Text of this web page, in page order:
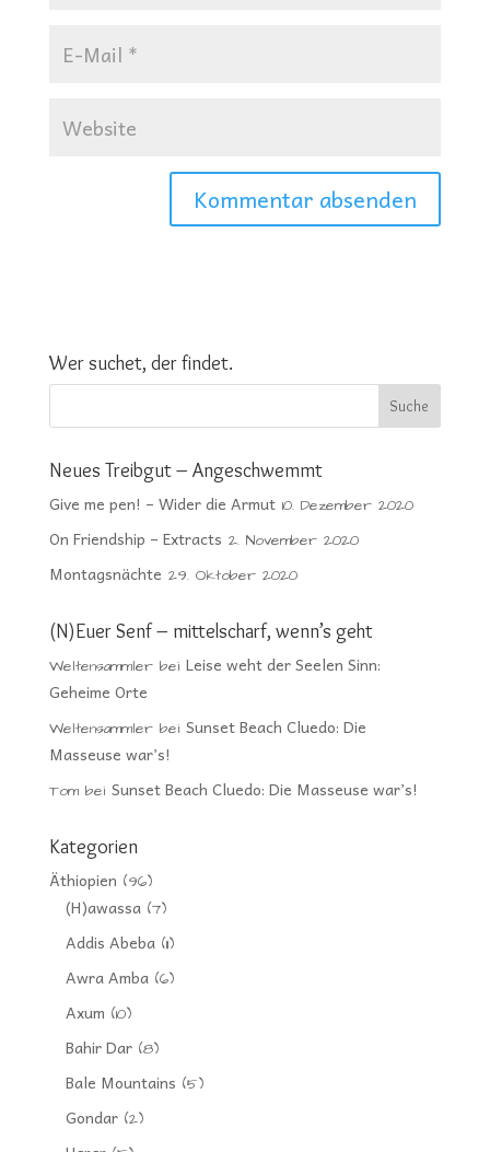
Wer suchet, der findet.
Neues Treibgut – Angeschwemmt
Give me pen! – Wider die Armut 10. Dezember 2020
On Friendship – Extracts 2. November 2020
Montagsnächte 29. Oktober 2020
(N)Euer Senf – mittelscharf, wenn’s geht
Weltensammlerbei Leise weht der Seelen Sinn:
Geheime Orte
Weltensammlerbei Sunset Beach Cluedo: Die
Masseuse war’s!
Tombei Sunset Beach Cluedo: Die Masseuse war’s!
Kategorien
Äthiopien (96)
(H)awassa(7)
Addis Abeba(11)
Awra Amba(6)
Axum (10)
Bahir Dar(8)
Bale Mountains (5)
Gondar(2)